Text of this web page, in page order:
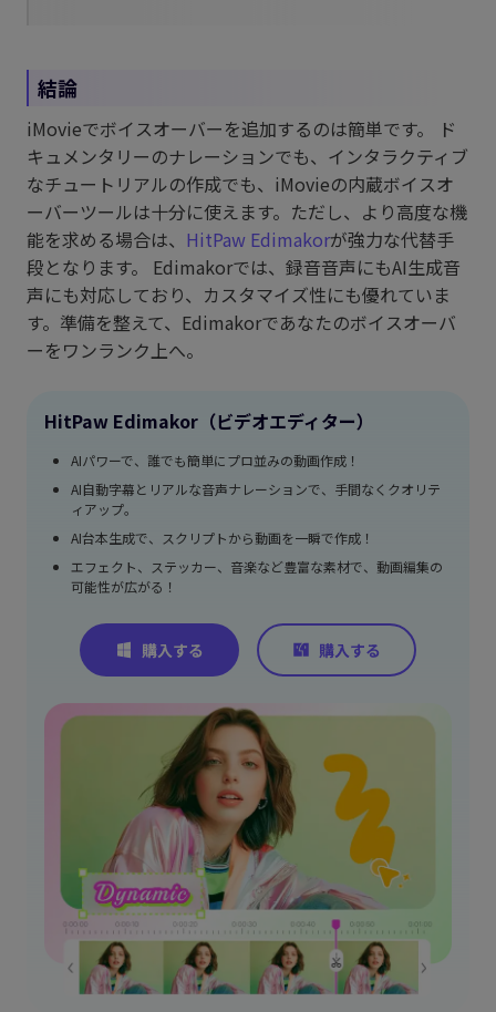
結論
iMovieでボイスオーバーを追加するのは簡単です。 ド
キュメンタリーのナレーションでも、インタラクティブ
なチュートリアルの作成でも、iMovieの内蔵ボイスオ
ーバーツールは十分に使えます。ただし、より高度な機
能を求める場合は、 HitPaw Edimakorが強力な代替手
段となります。 Edimakorでは、録音音声にもAI生成音
声にも対応しており、カスタマイズ性にも優れていま
す。準備を整えて、Edimakorであなたのボイスオーバ
ーをワンランク上へ。
HitPaw Edimakor（ビデオエディター）
AIパワーで、誰でも簡単にプロ並みの動画作成！
AI自動字幕とリアルな音声ナレーションで、手間なくクオリテ
ィアップ。
AI台本生成で、スクリプトから動画を一瞬で作成！
エフェクト、ステッカー、音楽など豊富な素材で、動画編集の
可能性が広がる！